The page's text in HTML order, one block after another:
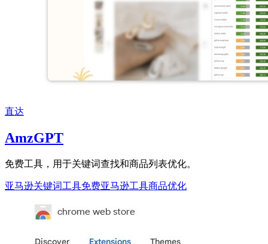
直达
AmzGPT
免费工具，用于关键词查找和商品列表优化。
亚马逊关键词工具免费亚马逊工具商品优化